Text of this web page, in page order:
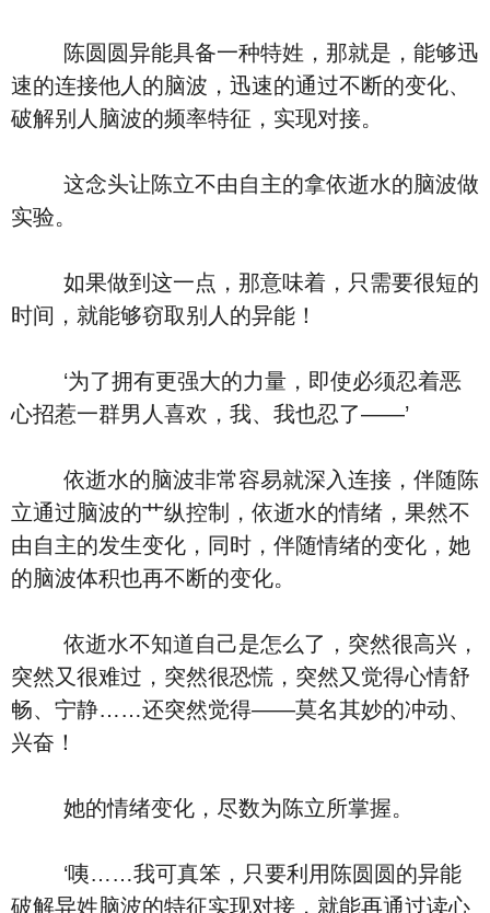
陈圆圆异能具备一种特姓，那就是，能够迅
速的连接他人的脑波，迅速的通过不断的变化、
破解别人脑波的频率特征，实现对接。
这念头让陈立不由自主的拿依逝水的脑波做
实验。
如果做到这一点，那意味着，只需要很短的
时间，就能够窃取别人的异能！
‘为了拥有更强大的力量，即使必须忍着恶
心招惹一群男人喜欢，我、我也忍了――’
依逝水的脑波非常容易就深入连接，伴随陈
立通过脑波的艹纵控制，依逝水的情绪，果然不
由自主的发生变化，同时，伴随情绪的变化，她
的脑波体积也再不断的变化。
依逝水不知道自己是怎么了，突然很高兴，
突然又很难过，突然很恐慌，突然又觉得心情舒
畅、宁静……还突然觉得――莫名其妙的冲动、
兴奋！
她的情绪变化，尽数为陈立所掌握。
‘咦……我可真笨，只要利用陈圆圆的异能
破解异姓脑波的特征实现对接，就能再通过读心